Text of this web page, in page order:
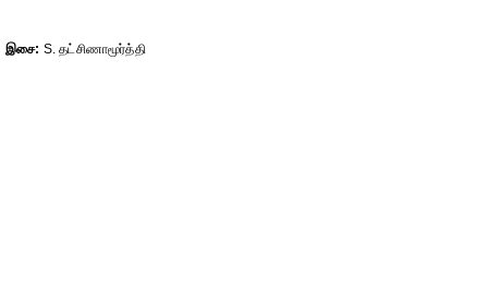
இசை: S. தட்சிணாமூர்த்தி